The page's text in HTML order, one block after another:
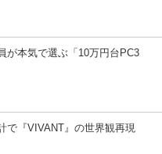
が本気で選ぶ「10万円台PC3
で『VIVANT』の世界観再現